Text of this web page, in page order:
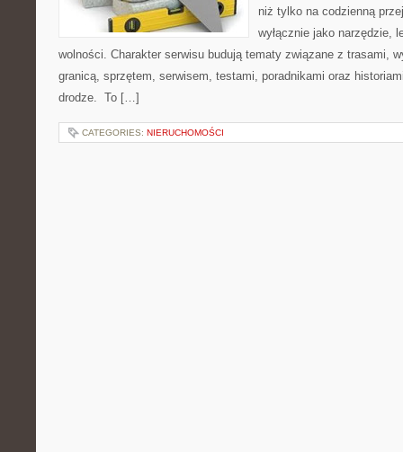
niż tylko na codzienną
wyłącznie jako narzędzie,
wolności. Charakter serwisu budują tematy związane z trasami,
granicą, sprzętem, serwisem, testami, poradnikami oraz
drodze. To […]
CATEGORIES: NIERUCHOMOŚCI